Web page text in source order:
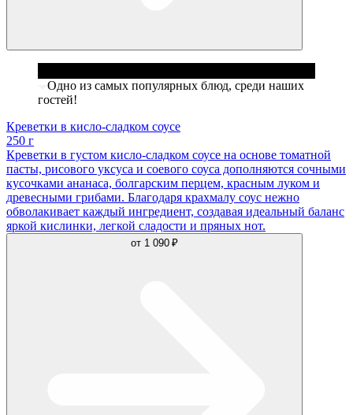
Одно из самых популярных блюд, среди наших
гостей!
Креветки в кисло-сладком соусе
250 г
Креветки в густом кисло-сладком соусе на основе томатной
пасты, рисового уксуса и соевого соуса дополняются сочными
кусочками ананаса, болгарским перцем, красным луком и
древесными грибами. Благодаря крахмалу соус нежно
обволакивает каждый ингредиент, создавая идеальный баланс
яркой кислинки, легкой сладости и пряных нот.
от 1 090 ₽